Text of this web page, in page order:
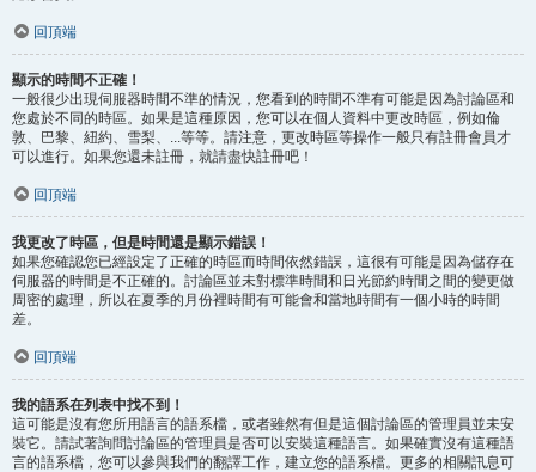
回頂端
顯示的時間不正確！
一般很少出現伺服器時間不準的情況，您看到的時間不準有可能是因為討論區和
您處於不同的時區。如果是這種原因，您可以在個人資料中更改時區，例如倫
敦、巴黎、紐約、雪梨、...等等。請注意，更改時區等操作一般只有註冊會員才
可以進行。如果您還未註冊，就請盡快註冊吧！
回頂端
我更改了時區，但是時間還是顯示錯誤！
如果您確認您已經設定了正確的時區而時間依然錯誤，這很有可能是因為儲存在
伺服器的時間是不正確的。討論區並未對標準時間和日光節約時間之間的變更做
周密的處理，所以在夏季的月份裡時間有可能會和當地時間有一個小時的時間
差。
回頂端
我的語系在列表中找不到！
這可能是沒有您所用語言的語系檔，或者雖然有但是這個討論區的管理員並未安
裝它。請試著詢問討論區的管理員是否可以安裝這種語言。如果確實沒有這種語
言的語系檔，您可以參與我們的翻譯工作，建立您的語系檔。更多的相關訊息可